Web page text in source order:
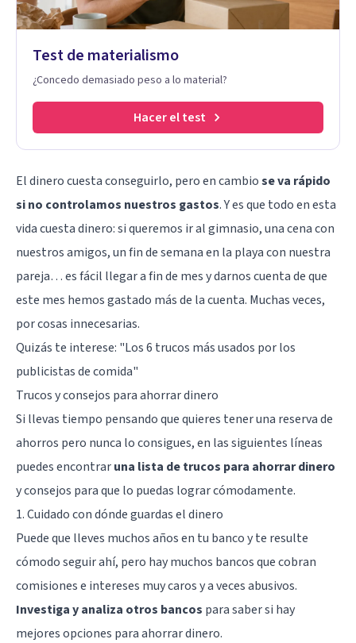
Test de materialismo
¿Concedo demasiado peso a lo material?
Hacer el test
El dinero cuesta conseguirlo, pero en cambiose va rápido
si no controlamos nuestros gastos. Y es que todo en esta
vida cuesta dinero: si queremos ir al gimnasio, una cena con
nuestros amigos, un fin de semana en la playa con nuestra
pareja… es fácil llegar a fin de mes y darnos cuenta de que
este mes hemos gastado más de la cuenta. Muchas veces,
por cosas innecesarias.
Quizás te interese: "Los 6 trucos más usados por los
publicistas de comida"
Trucos y consejos para ahorrar dinero
Si llevas tiempo pensando que quieres tener una reserva de
ahorros pero nunca lo consigues, en las siguientes líneas
puedes encontraruna lista de trucos para ahorrar dinero
y consejos para que lo puedas lograr cómodamente.
1. Cuidado con dónde guardas el dinero
Puede que lleves muchos años en tu banco y te resulte
cómodo seguir ahí, pero hay muchos bancos que cobran
comisiones e intereses muy caros y a veces abusivos.
Investiga y analiza otros bancos para saber si hay
mejores opciones para ahorrar dinero.